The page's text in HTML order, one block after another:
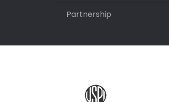
Partnership